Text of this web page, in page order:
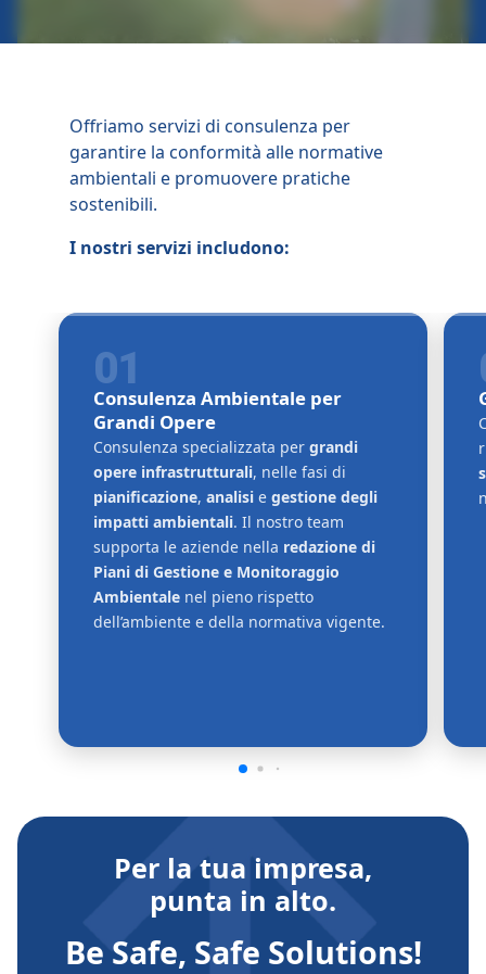
Offriamo servizi di consulenza per
garantire la conformità alle normative
ambientali e promuovere pratiche
sostenibili.
I nostri servizi includono:
01
Consulenza Ambientale per
Grandi Opere
Consulenza specializzata per grandi
opere infrastrutturali, nelle fasi di
pianificazione, analisi e gestione degli
impatti ambientali. Il nostro team
supporta le aziende nella redazione di
Piani di Gestione e Monitoraggio
Ambientale nel pieno rispetto
dell’ambiente e della normativa vigente.
Per la tua impresa,
punta in alto.
Be Safe, Safe Solutions!